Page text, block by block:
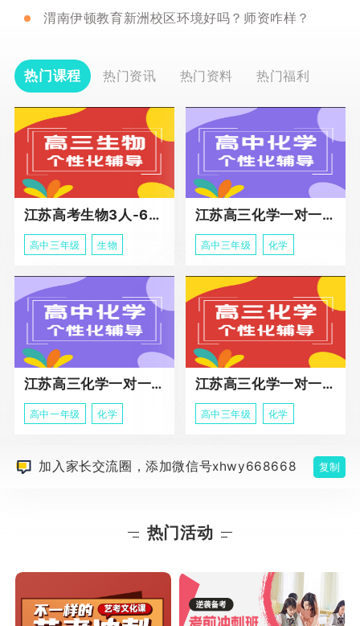
渭南伊顿教育新洲校区环境好吗？师资咋样？
热门课程 热门资讯 热门资料 热门福利
江苏高考生物3人-6人小班助力课程
高中三年级 生物
江苏高三化学一对一个性化冲刺辅导
高中三年级 化学
江苏高三化学一对一个性化辅导
高中一年级 化学
江苏高三化学一对一冲刺辅导课程
高中三年级 化学
加入家长交流圈，添加微信号xhwy668668 复制
热门活动